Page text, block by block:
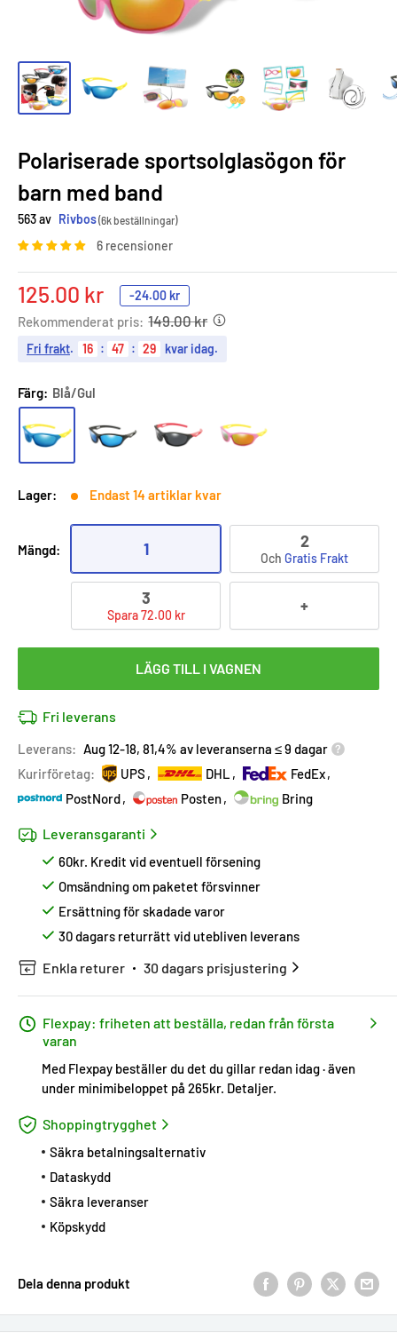
Polariserade sportsolglasögon för
barn med band
563 av Rivbos(6k beställningar)
6 recensioner
Sale
price
125.00 kr -24.00 kr
Rekommenderat pris: 149.00 kr
Fri frakt. 16 : 47 : 27 kvar idag.
Färg: Blå/Gul
Lager: Endast 14 artiklar kvar
Mängd: 1 2
Och Gratis Frakt
3
Spara 72.00 kr +
LÄGG TILL I VAGNEN
Fri leverans
Leverans: Aug 12-18, 81,4% av leveranserna ≤ 9 dagar
Kurirföretag:
UPS DHL
FedEx
PostNord
Posten Bring
Leveransgaranti
60kr. Kredit vid eventuell försening
Omsändning om paketet försvinner
Ersättning för skadade varor
30 dagars returrätt vid utebliven leverans
Enkla returer 30 dagars prisjustering
Flexpay: friheten att beställa, redan från första
varan
Med Flexpay beställer du det du gillar redan idag · även
under minimibeloppet på 265kr. Detaljer.
Shoppingtrygghet
Säkra betalningsalternativ
Dataskydd
Säkra leveranser
Köpskydd
Dela denna produkt